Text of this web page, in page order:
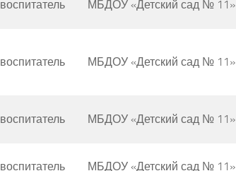
воспитатель МБДОУ «Детский сад № 11»
воспитатель МБДОУ «Детский сад № 11»
воспитатель МБДОУ «Детский сад № 11»
воспитатель МБДОУ «Детский сад № 11»